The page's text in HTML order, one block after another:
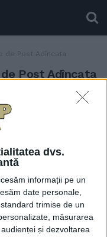
dvs.
informații pe un
date personale,
trimise de un
măsurarea
și dezvoltarea
de Post Adîncata
Post Adîncata
de gospodine cu
de preparate, la
Produselor de